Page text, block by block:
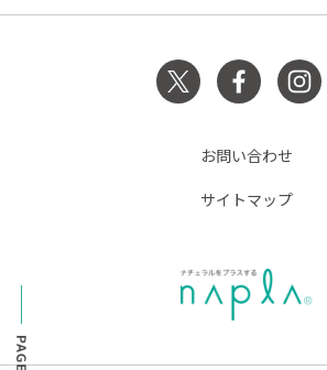
お問い合わせ
サイトマップ